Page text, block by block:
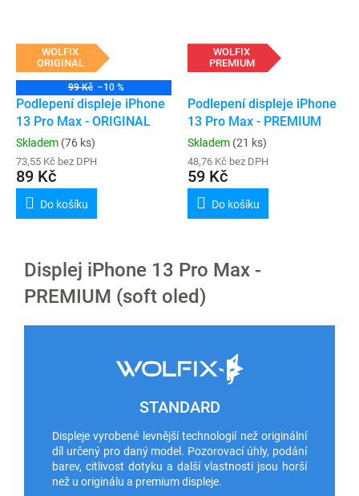
WOLFIX
ORIGINAL
99 Kč –10 %
Podlepení displeje iPhone
13 Pro Max - ORIGINAL
Skladem (76 ks)
73,55 Kč bez DPH
89 Kč
Do košíku
WOLFIX
PREMIUM
Podlepení displeje iPhone
13 Pro Max - PREMIUM
Skladem (21 ks)
48,76 Kč bez DPH
59 Kč
Do košíku
Displej iPhone 13 Pro Max -
PREMIUM (soft oled)
STANDARD
Displeje vyrobené levnější technologií než originální
díl určený pro daný model. Pozorovací úhly, podání
barev, citlivost dotyku a další vlastnosti jsou horší
než u originálu a premium displeje.